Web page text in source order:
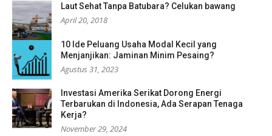
Laut Sehat Tanpa Batubara? Celukan bawang
April 20, 2018
10 Ide Peluang Usaha Modal Kecil yang
Menjanjikan: Jaminan Minim Pesaing?
Agustus 31, 2023
Investasi Amerika Serikat Dorong Energi
Terbarukan di Indonesia, Ada Serapan Tenaga
Kerja?
November 29, 2024